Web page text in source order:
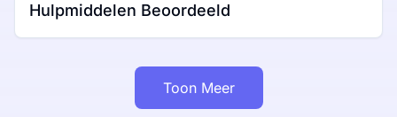
Hulpmiddelen Beoordeeld
Toon Meer